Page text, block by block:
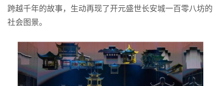
跨越千年的故事，生动再现了开元盛世长安城一百零八坊的
社会图景。